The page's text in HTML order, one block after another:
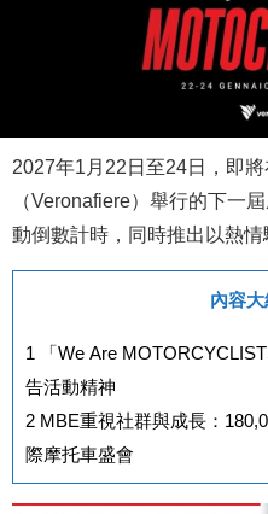
2027年1月22日至24日，即
（Veronafiere）舉行的下一
動倒數計時，同時推出以熱情
內容大
1
「We Are
告活動精神
2 MBE重視社群與成長：
際摩托車盛會